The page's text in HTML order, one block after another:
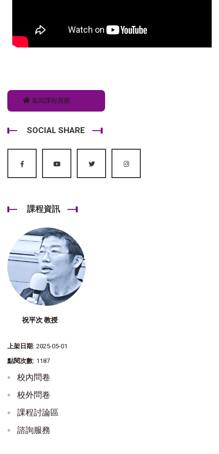
返回課程頁面
SOCIAL SHARE
課程資訊
祝平次 教授
上架日期: 2025-05-01
點閱次數: 1187
校內問卷
校外問卷
課程討論區
諮詢服務